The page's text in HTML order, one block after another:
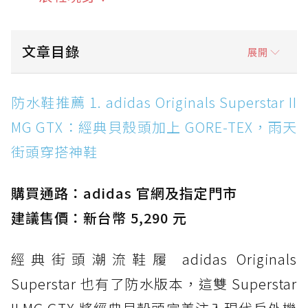
文章目錄 展開
防水鞋推薦 1. adidas Originals Superstar II
MG GTX：經典貝殼頭加上 GORE-TEX，雨天街
頭穿搭神鞋
防水鞋推薦 2. New Balance Hierro v9 GORE-
防水鞋推薦 3. Nike Dunk Low GORE-TEX：
經典 Dunk 輪廓加上防水科技，雨天穿搭帥度不
打折
防水鞋推薦 4. ASICS TRABUCO 14 GTX：搭
載 GORE-TEX 隱形貼合科技，全方位防水神鞋
防水鞋推薦 5. Salomon XT-6 GORE-TEX：潮
防水鞋推薦 1. adidas Originals Superstar II
MG GTX：經典貝殼頭加上 GORE-TEX，雨天
街頭穿搭神鞋
購買通路：adidas 官網及指定門市
建議售價：新台幣 5,290 元
經典街頭潮流鞋履 adidas Originals
Superstar 也有了防水版本，這雙 Superstar